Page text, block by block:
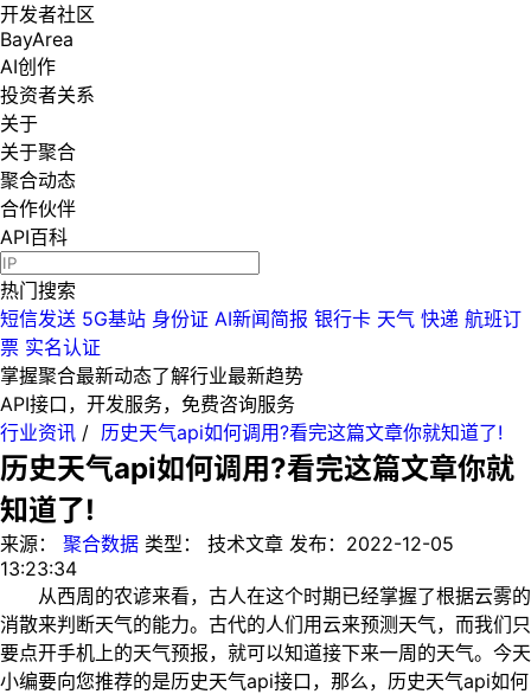
开发者社区
BayArea
AI创作
投资者关系
关于
关于聚合
聚合动态
合作伙伴
API百科
热门搜索
短信发送 5G基站 身份证 AI新闻简报 银行卡 天气 快递 航班订
票 实名认证
掌握聚合最新动态了解行业最新趋势
API接口，开发服务，免费咨询服务
行业资讯 / 历史天气api如何调用?看完这篇文章你就知道了!
历史天气api如何调用?看完这篇文章你就
知道了!
来源： 聚合数据 类型： 技术文章 发布： 2022-12-05
13:23:34
从西周的农谚来看，古人在这个时期已经掌握了根据云雾的
消散来判断天气的能力。古代的人们用云来预测天气，而我们只
要点开手机上的天气预报，就可以知道接下来一周的天气。今天
小编要向您推荐的是历史天气api接口，那么，历史天气api如何